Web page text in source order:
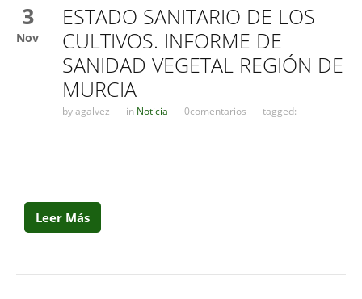
3
Nov
ESTADO SANITARIO DE LOS
CULTIVOS. INFORME DE
SANIDAD VEGETAL REGIÓN DE
MURCIA
byagalvez in Noticia 0comentarios tagged:
Leer Más